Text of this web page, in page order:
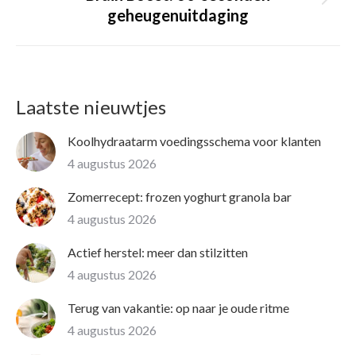
pagina
geheugenuitdaging
Laatste nieuwtjes
Koolhydraatarm voedingsschema voor klanten
4 augustus 2026
Zomerrecept: frozen yoghurt granola bar
4 augustus 2026
Actief herstel: meer dan stilzitten
4 augustus 2026
Terug van vakantie: op naar je oude ritme
4 augustus 2026